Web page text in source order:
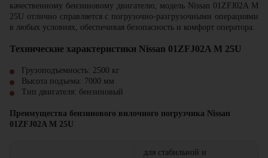
качественному бензиновому двигателю, модель Nissan 01ZFJ02A M
25U отлично справляется с погрузочно-разгрузочными операциями
в любых условиях, обеспечивая безопасность и комфорт оператора.
Технические характеристики Nissan 01ZFJ02A M 25U
Грузоподъемность: 2500 кг
Высота подъема: 7000 мм
Тип двигателя: бензиновый
Преимущества бензинового вилочного погрузчика Nissan
01ZFJ02A M 25U
для стабильной и